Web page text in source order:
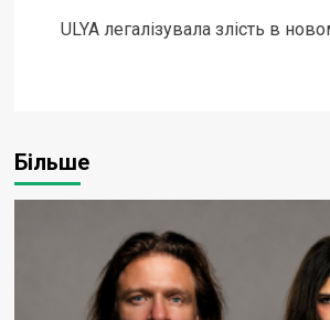
ULYA легалізувала злість в
Більше